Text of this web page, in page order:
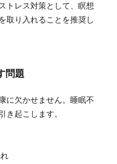
トレス対策として、瞑想
取り入れることを推奨し
問題
に欠かせません。睡眠不
き起こします。